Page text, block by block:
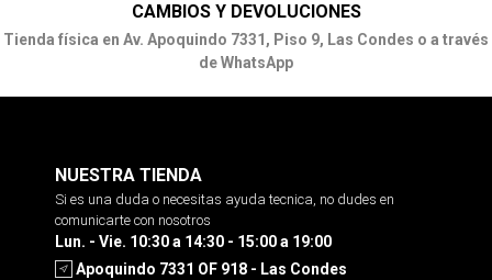
CAMBIOS Y DEVOLUCIONES
Tienda física en Av. Apoquindo 7331, Piso 9, Las Condes o a través
de WhatsApp
NUESTRA TIENDA
Si es una duda o necesitas ayuda tecnica, no dudes en
comunicarte con nosotros
Lun. - Vie. 10:30 a 14:30 - 15:00 a 19:00
Apoquindo 7331 OF 918 - Las Condes